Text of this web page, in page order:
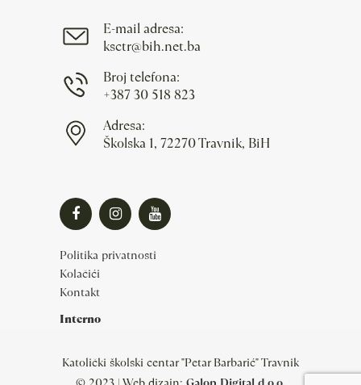
E-mail adresa:
ksctr@bih.net.ba
Broj telefona:
+387 30 518 823
Adresa:
Školska 1, 72270 Travnik, BiH
Politika privatnosti
Kolačići
Kontakt
Interno
Katolički školski centar "Petar Barbarić" Travnik